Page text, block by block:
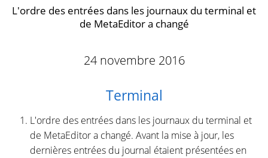
L'ordre des entrées dans les journaux du terminal et
de MetaEditor a changé
24 novembre 2016
Terminal
L'ordre des entrées dans les journaux du terminal et
de MetaEditor a changé. Avant la mise à jour, les
dernières entrées du journal étaient présentées en